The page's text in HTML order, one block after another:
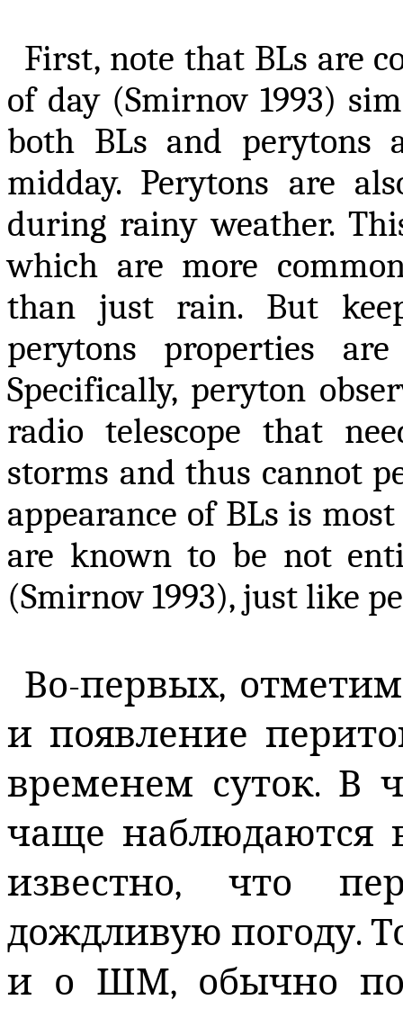
First, note that BLs are
of day (Smirnov 1993)
both BLs and perytons
midday. Perytons are
during rainy weather.
which are more
than just rain. But
perytons properties
Specifically, peryton
radio telescope that
storms and thus cannot
appearance of BLs is
are known to be not
(Smirnov 1993), just like
Во-первых,
и появление
временем суток. В
чаще наблюдаются
известно, что
дождливую погоду.
и о ШМ, обычно